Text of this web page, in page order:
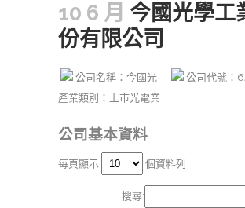
10 6 月 今國光學工
份有限公司
公司名稱：今國光
公司代號
產業類別：上市光電業
公司基本資料
每頁顯示 個資料列
搜尋: